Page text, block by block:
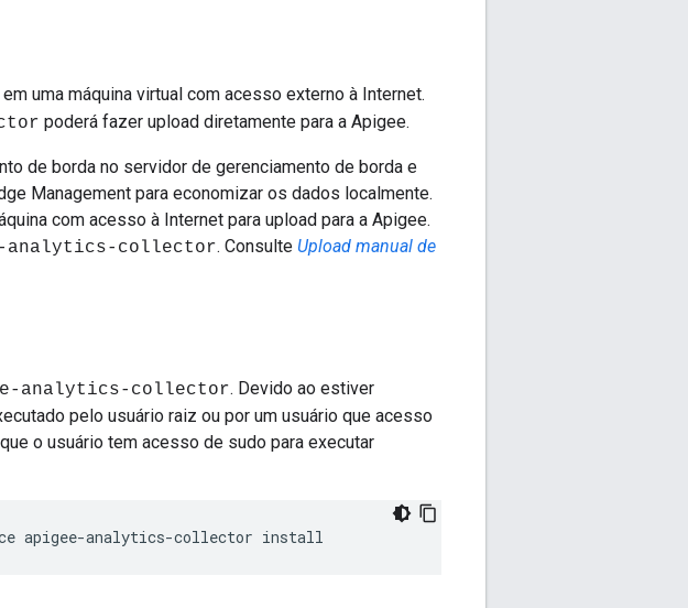
em uma máquina virtual com acesso externo à Internet.
poderá fazer upload diretamente para a Apigee.
de borda no servidor de gerenciamento de borda e
Management para economizar os dados localmente.
com acesso à Internet para upload para a Apigee.
analytics-collector. Consulte Upload manual de
analytics-collector. Devido ao estiver
pelo usuário raiz ou por um usuário que acesso
o usuário tem acesso de sudo para executar
apigee-analytics-collector install